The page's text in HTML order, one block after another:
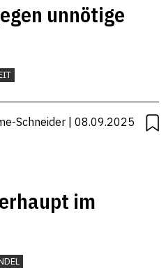
unnötige
Schneider | 08.09.2025
im